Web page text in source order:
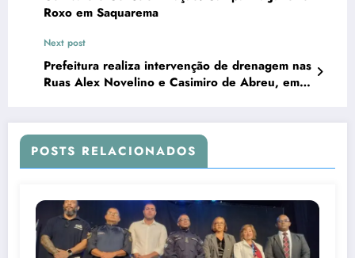
Roxo em Saquarema
Next post
Prefeitura realiza intervenção de drenagem nas
Ruas Alex Novelino e Casimiro de Abreu, em
POSTS RELACIONADOS